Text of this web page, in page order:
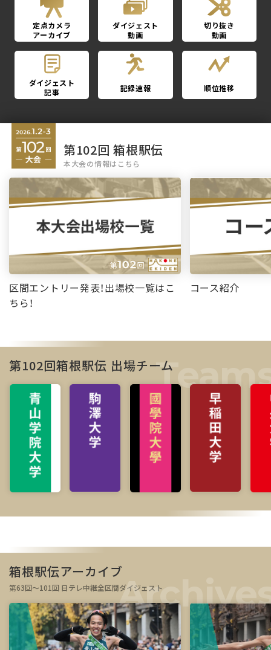
定点カメラ
アーカイブ
ダイジェスト
動画
切り抜き
動画
ダイジェスト
記事
記録速報 順位推移
第102回 箱根駅伝
本大会の情報はこちら
区間エントリー発表！出場校一覧はこ
ちら！
コース紹介
第102回箱根駅伝 出場チーム
箱根駅伝アーカイブ
第63回～101回 日テレ中継全区間ダイジェスト